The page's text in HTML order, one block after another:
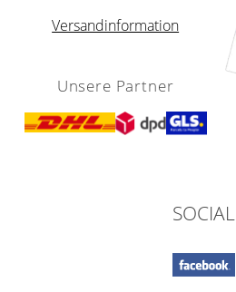
Versandinformation
Unsere Partner
SOCIAL